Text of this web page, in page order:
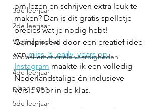
3de leerjaar
2de leerjaar
Woordenschat
Sociaal-emotionele vaardigheden
4de leerjaar
planningen
5de leerjaar
om lezen en schrijven extra leuk te
maken? Dan is dit gratis spelletje
precies wat je nodig hebt!
Geïnspireerd door een creatief idee
van miss_e_early_years op
Instagram maakte ik een volledig
Nederlandstalige én inclusieve
versie voor in de klas.